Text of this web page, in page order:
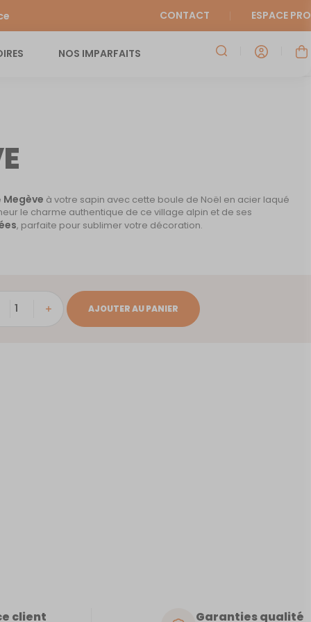
CONTACT ESPACE PRO
NOS IMPARFAITS
Megève à votre sapin avec cette boule de Noël en acier laqué
le charme authentique de ce village alpin et de ses
, parfaite pour sublimer votre décoration.
AJOUTER AU PANIER
client Garanties qualité